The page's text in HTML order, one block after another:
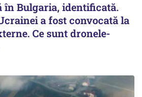
în Bulgaria, identificată.
a fost convocată la
Ce sunt dronele-